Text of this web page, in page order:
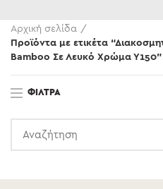
Αρχική σελίδα
Προϊόντα με ετικέτα
Bamboo Σε Λευκό Χρώμα Υ150”
ΦΊΛΤΡΑ